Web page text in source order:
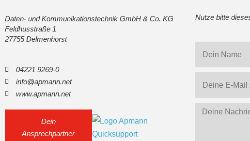
Daten- und Kommunikationstechnik GmbH & Co. KG
Feldhusstraße 1
27755 Delmenhorst
04221 9269-0
info@apmann.net
www.apmann.net
Dein
Ansprechpartner
Nutze bitte